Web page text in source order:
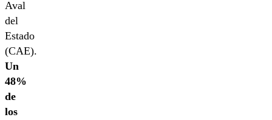
Aval
del
Estado
(CAE).
Un
48%
de
los